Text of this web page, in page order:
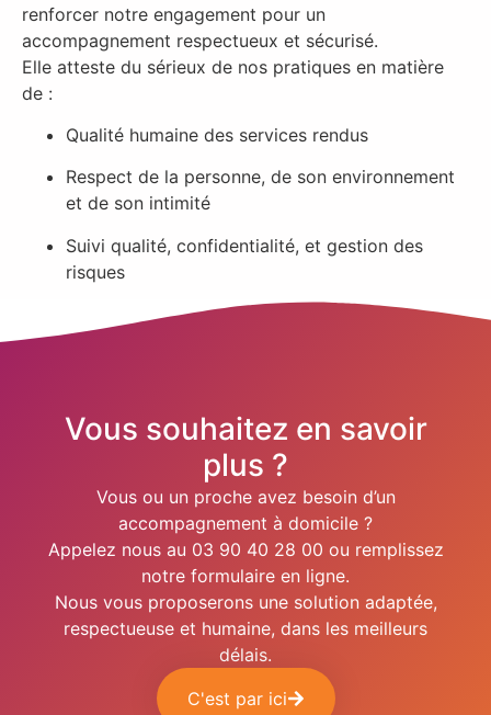
renforcer notre engagement pour un
accompagnement respectueux et sécurisé.
Elle atteste du sérieux de nos pratiques en matière
de :
Qualité humaine des services rendus
Respect de la personne, de son environnement
et de son intimité
Suivi qualité, confidentialité, et gestion des
risques
Vous souhaitez en savoir
plus ?
Vous ou un proche avez besoin d’un
accompagnement à domicile ?
Appelez nous au 03 90 40 28 00 ou remplissez
notre formulaire en ligne.
Nous vous proposerons une solution adaptée,
respectueuse et humaine, dans les meilleurs
délais.
C'est par ici